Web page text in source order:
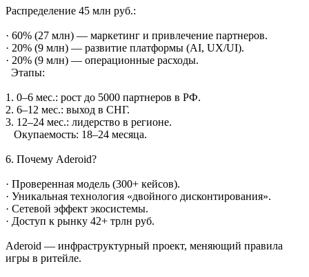
Распределение 45 млн руб.:
· 60% (27 млн) — маркетинг и привлечение партнеров.
· 20% (9 млн) — развитие платформы (AI, UX/UI).
· 20% (9 млн) — операционные расходы.
Этапы:
1. 0–6 мес.: рост до 5000 партнеров в РФ.
2. 6–12 мес.: выход в СНГ.
3. 12–24 мес.: лидерство в регионе.
Окупаемость: 18–24 месяца.
6. Почему Aderoid?
· Проверенная модель (300+ кейсов).
· Уникальная технология «двойного дисконтирования».
· Сетевой эффект экосистемы.
· Доступ к рынку 42+ трлн руб.
Aderoid — инфраструктурный проект, меняющий правила
игры в ритейле.